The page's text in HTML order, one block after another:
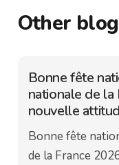
Other
Bonne fête
nationale de la
nouvelle
Bonne fête
de la France